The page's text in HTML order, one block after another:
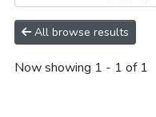
All browse results
Now showing 1 - 1 of 1